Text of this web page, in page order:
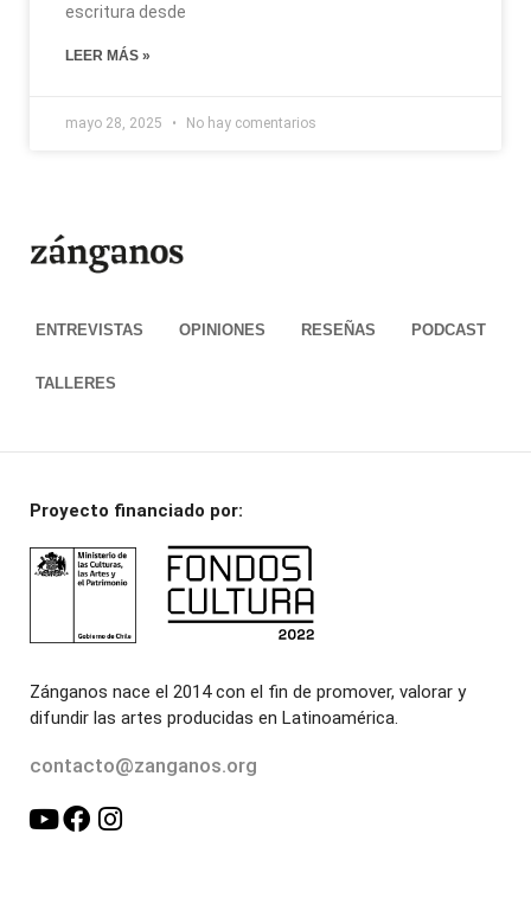
escritura desde
LEER MÁS »
mayo 28, 2025 No hay comentarios
ENTREVISTAS OPINIONES RESEÑAS PODCAST
TALLERES
Proyecto financiado por:
Zánganos nace el 2014 con el fin de promover, valorar y
difundir las artes producidas en Latinoamérica.
contacto@zanganos.org